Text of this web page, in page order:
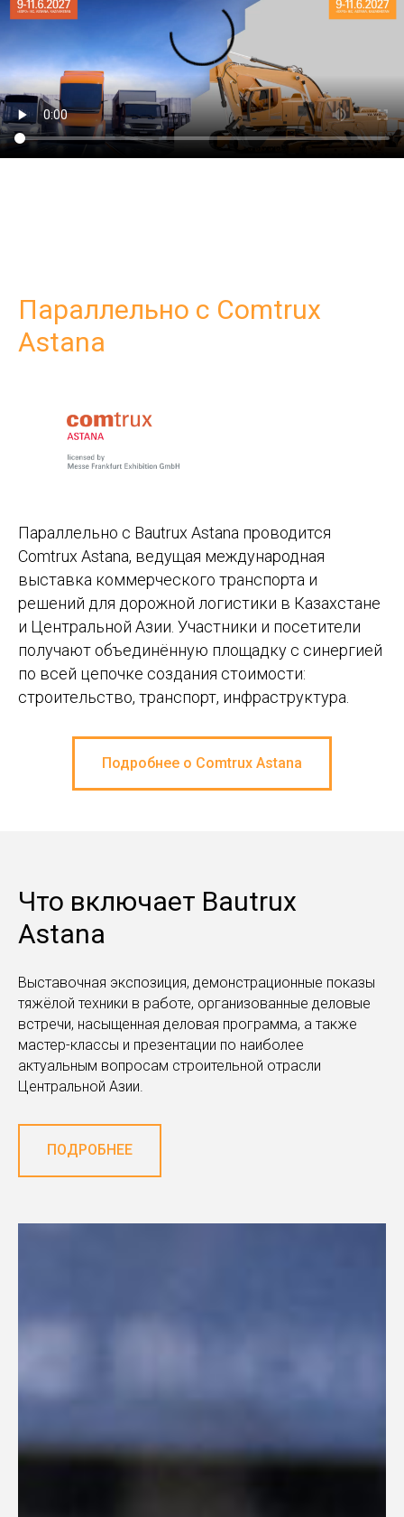
Параллельно с Comtrux
Astana
Параллельно с Bautrux Astana проводится
Comtrux Astana, ведущая международная
выставка коммерческого транспорта и
решений для дорожной логистики в Казахстане
и Центральной Азии. Участники и посетители
получают объединённую площадку с синергией
по всей цепочке создания стоимости:
строительство, транспорт, инфраструктура.
Подробнее о Comtrux Astana
Что включает Bautrux
Astana
Выставочная экспозиция, демонстрационные показы
тяжёлой техники в работе, организованные деловые
встречи, насыщенная деловая программа, а также
мастер-классы и презентации по наиболее
актуальным вопросам строительной отрасли
Центральной Азии.
ПОДРОБНЕЕ